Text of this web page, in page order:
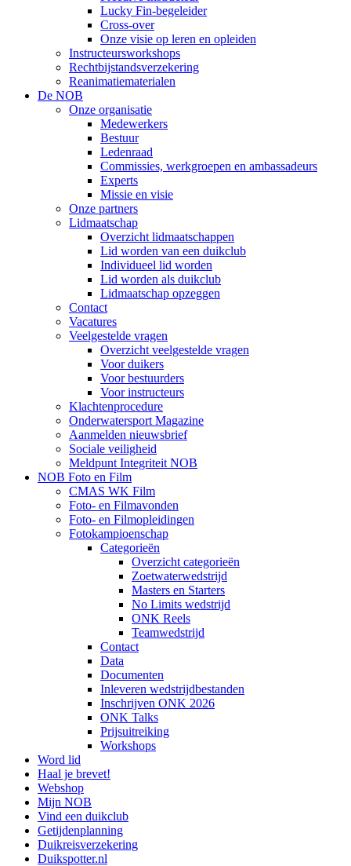
Lucky Fin-begeleider
Cross-over
Onze visie op leren en opleiden
Instructeursworkshops
Rechtbijstandsverzekering
Reanimatiematerialen
De NOB
Onze organisatie
Medewerkers
Bestuur
Ledenraad
Commissies, werkgroepen en ambassadeurs
Experts
Missie en visie
Onze partners
Lidmaatschap
Overzicht lidmaatschappen
Lid worden van een duikclub
Individueel lid worden
Lid worden als duikclub
Lidmaatschap opzeggen
Contact
Vacatures
Veelgestelde vragen
Overzicht veelgestelde vragen
Voor duikers
Voor bestuurders
Voor instructeurs
Klachtenprocedure
Onderwatersport Magazine
Aanmelden nieuwsbrief
Sociale veiligheid
Meldpunt Integriteit NOB
NOB Foto en Film
CMAS WK Film
Foto- en Filmavonden
Foto- en Filmopleidingen
Fotokampioenschap
Categorieën
Overzicht categorieën
Zoetwaterwedstrijd
Masters en Starters
No Limits wedstrijd
ONK Reels
Teamwedstrijd
Contact
Data
Documenten
Inleveren wedstrijdbestanden
Inschrijven ONK 2026
ONK Talks
Prijsuitreiking
Workshops
Word lid
Haal je brevet!
Webshop
Mijn NOB
Vind een duikclub
Getijdenplanning
Duikreisverzekering
Duikspotter.nl